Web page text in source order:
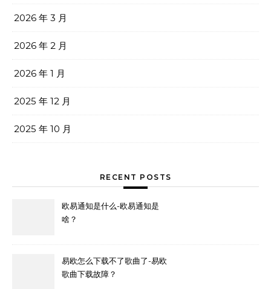
2026 年 3 月
2026 年 2 月
2026 年 1 月
2025 年 12 月
2025 年 10 月
RECENT POSTS
欧易通知是什么-欧易通知是
啥？
易欧怎么下载不了歌曲了-易欧
歌曲下载故障？